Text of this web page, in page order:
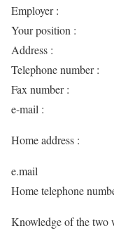
Employer :
Your position :
Address :
Telephone number :
Fax number :
e-mail :
Home address :
e.mail
Home telephone
Knowledge of the two